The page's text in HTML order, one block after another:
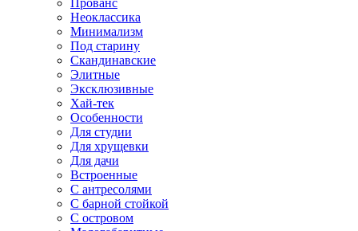
Прованс
Неоклассика
Минимализм
Под старину
Скандинавские
Элитные
Эксклюзивные
Хай-тек
Особенности
Для студии
Для хрущевки
Для дачи
Встроенные
С антресолями
С барной стойкой
С островом